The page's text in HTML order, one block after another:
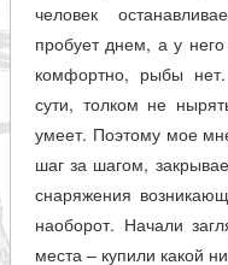
человек
пробует днем, а у
комфортно, рыбы
сути, толком не
умеет. Поэтому мое
шаг за шагом,
снаряжения
наоборот. Начали
места – купили какой